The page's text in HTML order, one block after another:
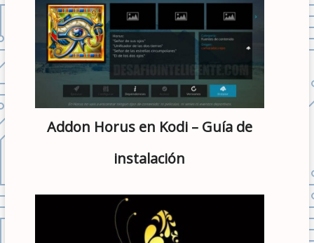
Addon Horus en Kodi – Guía de
instalación